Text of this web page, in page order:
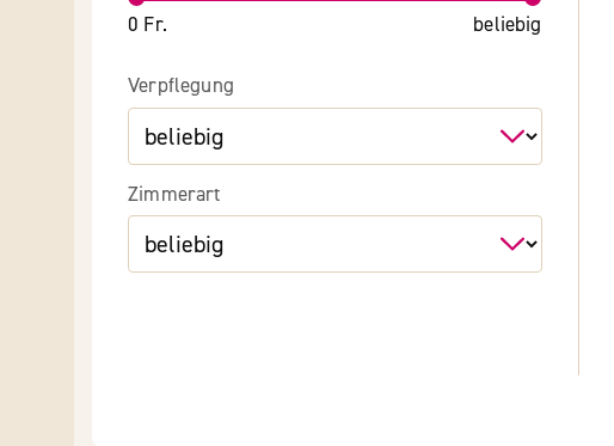
0 Fr. beliebig
Verpflegung
Zimmerart